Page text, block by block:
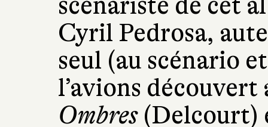
Cyril Pedrosa,
seul (au scénario
l’avions
Ombres(Delcourt)